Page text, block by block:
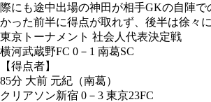
際にも途中出場の神田が相手GKの自陣
かった前半に得点が取れず、後半は徐々
東京トーナメント 社会人代表決定戦
横河武蔵野FC 0－1 南葛SC
【得点者】
85分 大前 元紀（南葛）
クリアソン新宿 0－3 東京23FC